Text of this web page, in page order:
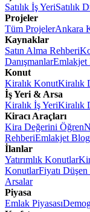
Satılık İş YeriSatılık
Projeler
Tüm ProjelerAnkara
Kaynaklar
Satın Alma Rehberi
DanışmanlarEmlakjet
Konut
Kiralık KonutKiralık
İş Yeri & Arsa
Kiralık İş YeriKiralık
Kiracı Araçları
Kira Değerini Öğren
RehberiEmlakjet Blog
İlanlar
Yatırımlık Konutlar
KonutlarFiyatı
Arsalar
Piyasa
Emlak Piyasası